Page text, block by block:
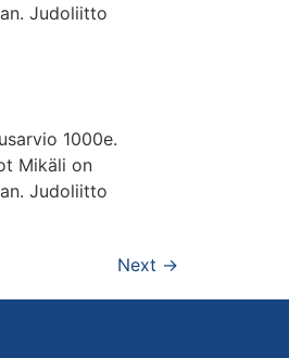
Judoliitto
1000e.
Mikäli on
Judoliitto
Next →